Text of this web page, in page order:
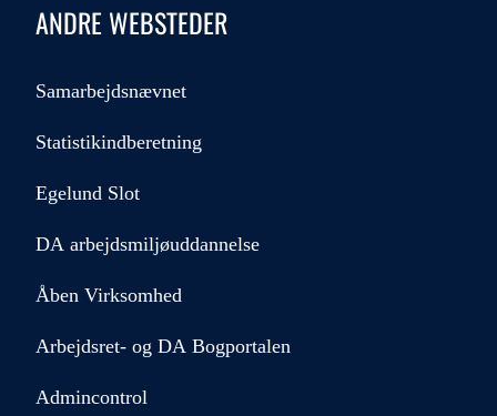
ANDRE WEBSTEDER
Samarbejdsnævnet
Statistikindberetning
Egelund Slot
DA arbejdsmiljøuddannelse
Åben Virksomhed
Arbejdsret- og DA Bogportalen
Admincontrol